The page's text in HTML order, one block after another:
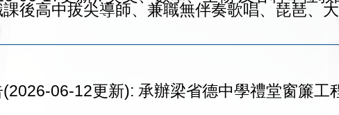
後高中拔尖導師、兼職無伴奏歌唱、琵琶、
06-12更新): 承辦梁省德中學禮堂窗簾工